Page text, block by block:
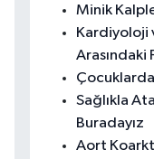
Minik
Kardiyoloji
Arasındaki
Çocuklarda
Sağlıkla
Buradayız
Aort